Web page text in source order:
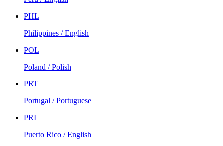
PHL
Philippines / English
POL
Poland / Polish
PRT
Portugal / Portuguese
PRI
Puerto Rico / English